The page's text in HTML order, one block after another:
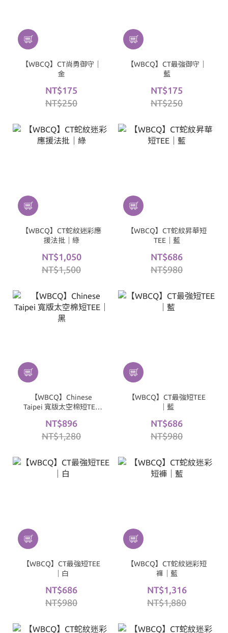
【WBCQ】CT尚勇御守｜
金
NT$175
NT$250
【WBCQ】CT最強御守｜
藍
NT$175
NT$250
【WBCQ】CT蛇紋迷彩應
援法批｜綠
NT$1,050
NT$1,500
【WBCQ】CT蛇紋昇華短
TEE｜藍
NT$686
NT$980
【WBCQ】Chinese
Taipei 寬版太空棉短TEE
NT$896
NT$1,280
【WBCQ】CT最強短TEE
｜藍
NT$686
NT$980
【WBCQ】CT最強短TEE
｜白
NT$686
NT$980
【WBCQ】CT蛇紋迷彩短
褲｜藍
NT$1,316
NT$1,880